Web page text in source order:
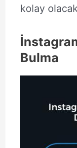
kolay
Bulma